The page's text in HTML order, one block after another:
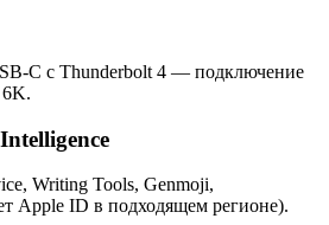
C с Thunderbolt 4 — подключение
Writing Tools, Genmoji,
Apple ID в подходящем регионе).